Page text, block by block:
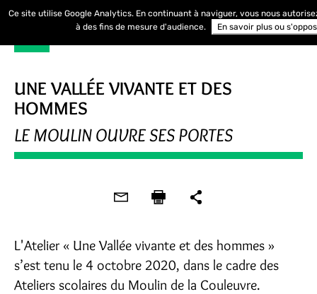
UNE VALLÉE VIVANTE ET DES
HOMMES
LE MOULIN OUVRE SES PORTES
L'Atelier « Une Vallée vivante et des hommes »
s’est tenu le 4 octobre 2020, dans le cadre des
Ateliers scolaires du Moulin de la Couleuvre.
Ce site utilise Google Analytics. En continuant à naviguer, vous nous
à des fins de mesure d'audience.
En savoir plus ou